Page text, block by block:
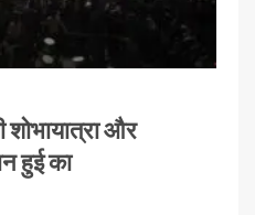
शोभायात्रा और
हुई का